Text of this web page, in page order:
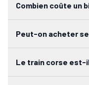
Combien coûte un
Peut-on acheter
Le train corse est-